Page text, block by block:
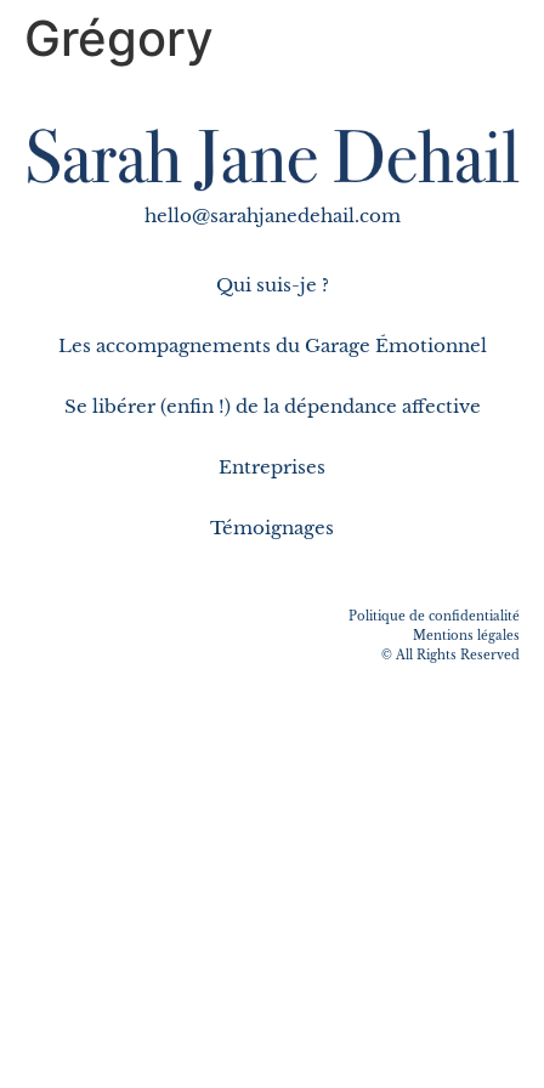
Grégory
hello@sarahjanedehail.com
Qui suis-je ?
Les accompagnements du Garage Émotionnel
Se libérer (enfin !) de la dépendance affective
Entreprises
Témoignages
Politique de confidentialité
Mentions légales
© All Rights Reserved